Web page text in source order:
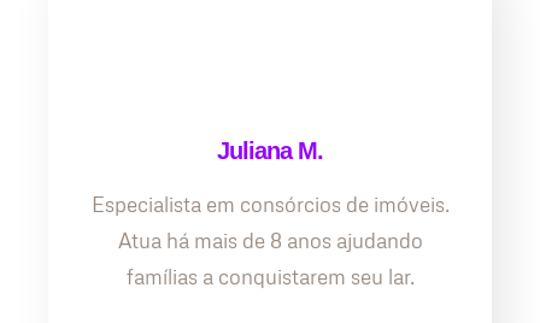
Juliana M.
Especialista em consórcios de imóveis.
Atua há mais de 8 anos ajudando
famílias a conquistarem seu lar.